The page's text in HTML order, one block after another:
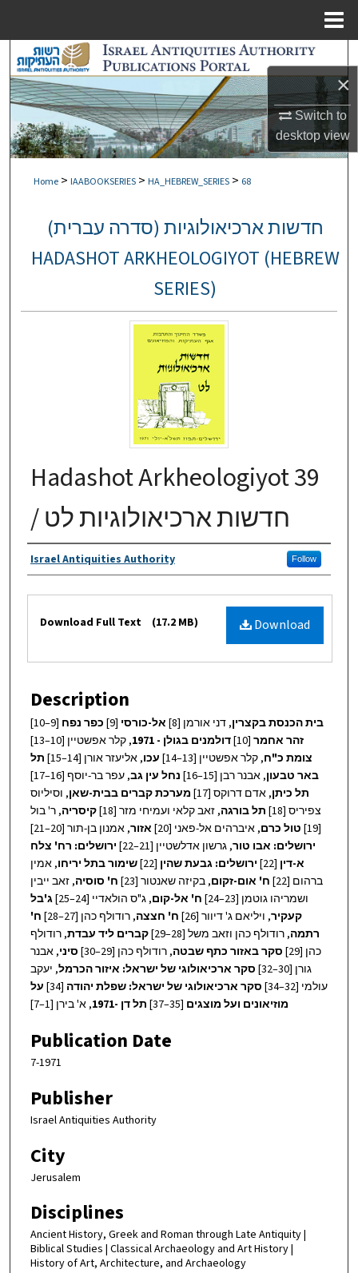
×
Switch to
desktopview
Search
Browse Collections
My Account
About
Digital Commons Network™
Home > IAABOOKSERIES > HA_HEBREW_SERIES > 68
חדשות ארכיאולוגיות (סדרה עברית)
HADASHOT ARKHEOLOGIYOT (HEBREW
SERIES)
Hadashot Arkheologiyot 39
/ חדשות ארכיאולוגיות לט
Authors
Israel Antiquities Authority Follow
Files Download
Download Full Text (17.2 MB)
Description
בית הכנסת בקצרין, דני אורמן [8] אל-כורסי [9] כפר נפח [9–10]
זהר אחמר [10] דולמנים בגולן - 1971
, קלר אפשטיין [10–13]
צומת כ"ח, קלר אפשטיין [13–14] עכו, אליעזר אורן [14–15]
תל
באר טבעון, אבנר רבן [15–16] נחל עין גב, עפר בר-יוסף [16–17]
תל כיתן, אדם דרוקס [17] מערכת קברים בבית-שאן, וסיליוס
צפיריס [18]
תל בורגה, זאב קלאי ועמיחי מזר [18] קיסריה, ר' בול
[19]
טול כרם, איברהים אל-פאני [20] אזור, אמנון בן-תור [20–21]
ירושלים: אבו טור, גרשון אדלשטיין [21–22]
ירושלים: רח' צלח
א-דין [22] ירושלים: גבעת שהין [22] שימור בתל יריחו, אמין
ברהום [22]
ח' אום-זקום, בקיזה שאנטור [23] ח' סוסיה, זאב ייבין
ושמריהו גוטמן [23–24]
ח' אל-קום, ג"ס הולאדיי [24–25]
ג'בל
קעקיר, ויליאם ג' דיוור [26] ח' חצצה, רודולף כהן [27–28]
ח'
רתמה, רודולף כהן וזאב משל [28–29] קברים ליד עבדת, רודולף
כהן [29]
סקר באזור כתף שבטה, רודולף כהן [29–30] סיני, אבנר
גורן [30–32]
סקר ארכיאולוגי של ישראל: איזור הכרמל, יעקב
עולמי [32–34]
סקר ארכיאולוגי של ישראל: שפלת יהודה [34]
על
מוזיאונים ועל מוצגים [35–37] תל דן -1971 , א' בירן [1–7]
Publication Date
7-1971
Publisher
Israel Antiquities Authority
City
Jerusalem
Disciplines
Ancient History, Greek and Roman through Late Antiquity |
Biblical Studies | Classical Archaeology and Art History |
History of Art, Architecture, and Archaeology